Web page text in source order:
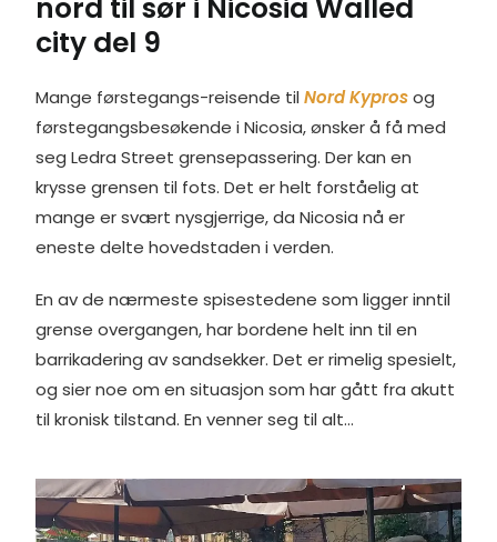
o
k
I
n
e
s
t
r
g
nord til sør i Nicosia Walled
city del 9
Mange førstegangs-reisende tilNord Kypros og
førstegangsbesøkende i Nicosia, ønsker å få med
seg Ledra Street grensepassering. Der kan en
krysse grensen til fots. Det er helt forståelig at
mange er svært nysgjerrige, da Nicosia nå er
eneste delte hovedstaden i verden.
En av de nærmeste spisestedene som ligger inntil
grense overgangen, har bordene helt inn til en
barrikadering av sandsekker. Det er rimelig spesielt,
og sier noe om en situasjon som har gått fra akutt
til kronisk tilstand. En venner seg til alt…